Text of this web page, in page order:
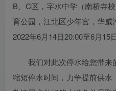
B、C区，字水中学（南桥寺
育公园，江北区少年宫，华
2022年6月14日20:00至6月15
我们对此次停水给您带来
缩短停水时间，力争提前供水